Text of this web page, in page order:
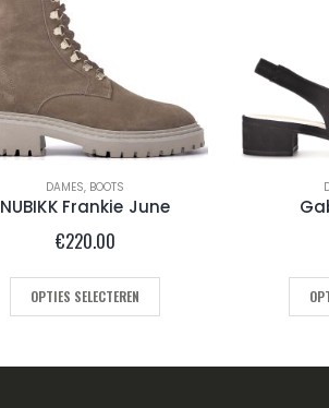
DAMES, BOOTS
NUBIKK Frankie June
€220.00
OPTIES SELECTEREN